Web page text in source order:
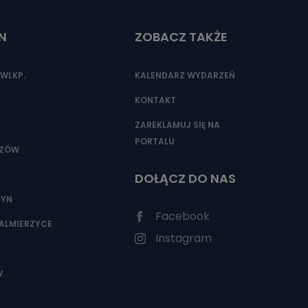
ze
ZOBACZ TAKŻE
KALENDARZ WYDARZEŃ
KONTAKT
ZAREKLAMUJ SIĘ NA
PORTALU
DOŁĄCZ DO NAS
Facebook
Instagram